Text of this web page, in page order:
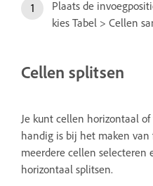
Plaats de
kies Tabel > Cellen
Cellen splitsen
Je kunt cellen horizontaal
handig is bij het maken
meerdere cellen selecteren
horizontaal splitsen.